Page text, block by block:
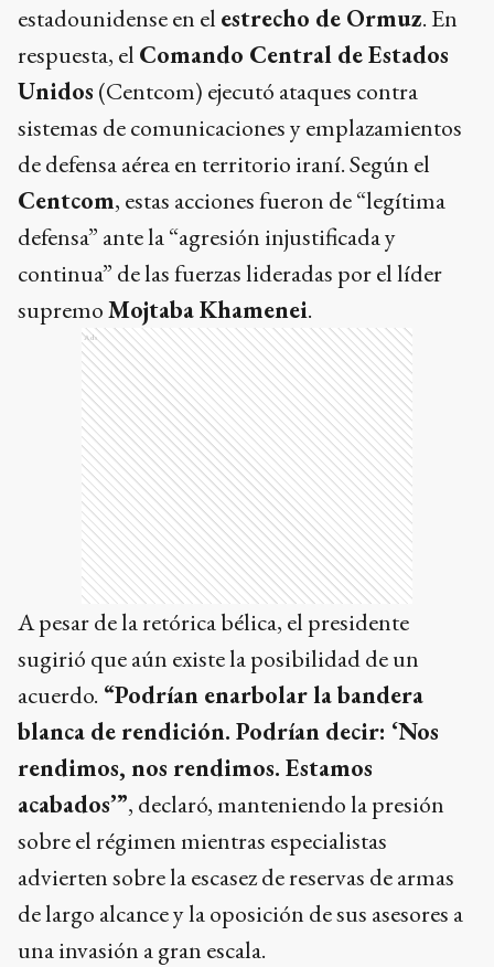
estadounidense en el estrecho de Ormuz. En
respuesta, el Comando Central de Estados
Unidos (Centcom) ejecutó ataques contra
sistemas de comunicaciones y emplazamientos
de defensa aérea en territorio iraní. Según el
Centcom, estas acciones fueron de “legítima
defensa” ante la “agresión injustificada y
continua” de las fuerzas lideradas por el líder
supremoMojtaba Khamenei.
Ads
A pesar de la retórica bélica, el presidente
sugirió que aún existe la posibilidad de un
acuerdo. “Podrían enarbolar la bandera
blanca de rendición. Podrían decir: ‘Nos
rendimos, nos rendimos. Estamos
acabados’”, declaró, manteniendo la presión
sobre el régimen mientras especialistas
advierten sobre la escasez de reservas de armas
de largo alcance y la oposición de sus asesores a
una invasión a gran escala.